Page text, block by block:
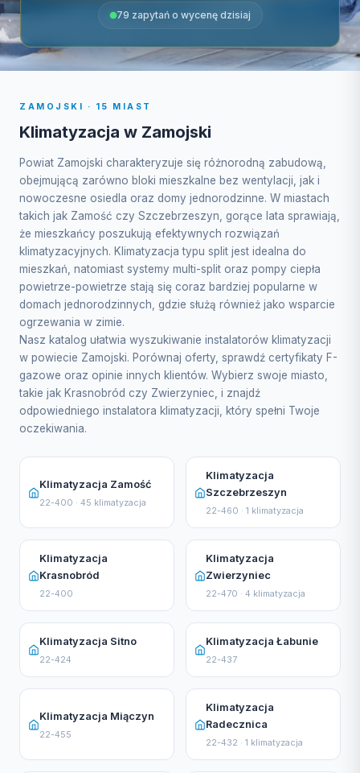
79 zapytań o wycenę dzisiaj
ZAMOJSKI · 15 MIAST
Klimatyzacja w Zamojski
Powiat Zamojski charakteryzuje się różnorodną zabudową,
obejmującą zarówno bloki mieszkalne bez wentylacji, jak i
nowoczesne osiedla oraz domy jednorodzinne. W miastach
takich jak Zamość czy Szczebrzeszyn, gorące lata sprawiają,
że mieszkańcy poszukują efektywnych rozwiązań
klimatyzacyjnych. Klimatyzacja typu split jest idealna do
mieszkań, natomiast systemy multi-split oraz pompy ciepła
powietrze-powietrze stają się coraz bardziej popularne w
domach jednorodzinnych, gdzie służą również jako wsparcie
ogrzewania w zimie.
Nasz katalog ułatwia wyszukiwanie instalatorów klimatyzacji
w powiecie Zamojski. Porównaj oferty, sprawdź certyfikaty F-
gazowe oraz opinie innych klientów. Wybierz swoje miasto,
takie jak Krasnobród czy Zwierzyniec, i znajdź
odpowiedniego instalatora klimatyzacji, który spełni Twoje
oczekiwania.
Klimatyzacja Zamość
22-400 · 45 klimatyzacja
Klimatyzacja
Szczebrzeszyn
22-460 · 1 klimatyzacja
Klimatyzacja
Krasnobród
22-400
Klimatyzacja
Zwierzyniec
22-470 · 4 klimatyzacja
Klimatyzacja Sitno
22-424
Klimatyzacja Łabunie
22-437
Klimatyzacja Miączyn
22-455
Klimatyzacja
Radecznica
22-432 · 1 klimatyzacja